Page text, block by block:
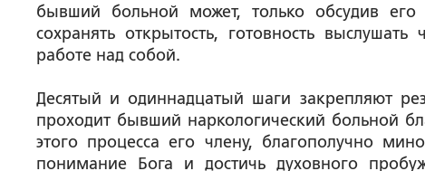
бывший больной может, только обсудив
сохранять открытость, готовность
работе над собой.
Десятый и одиннадцатый шаги закрепляют
проходит бывший наркологический больной
этого процесса его члену, благополучно
понимание Бога и достичь духовного